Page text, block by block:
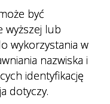
być
wyższej lub
wykorzystania w
nazwiska i
identyfikację
dotyczy.